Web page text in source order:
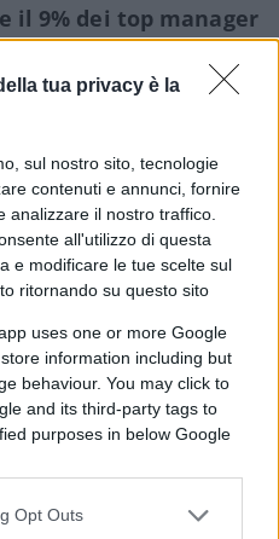
tua privacy è la
sul nostro sito, tecnologie
contenuti e annunci, fornire
analizzare il nostro traffico.
all'utilizzo di questa
e modificare le tue scelte sul
ritornando su questo sito
uses one or more Google
information including but
behaviour. You may click to
and its third-party tags to
purposes in below Google
Opt Outs
il 9% dei top manager
di lasciare la forza
un ricambio
del settore.
marittimi ha
fiducioso che la
di un piano di
definito e attivo e il 10%
non esiste alcun piano
sulle principali
è stata lo